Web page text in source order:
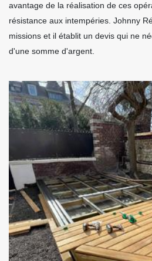
avantage de la réalisation de ces
résistance aux intempéries. Johnny
missions et il établit un devis qui ne
d'une somme d'argent.